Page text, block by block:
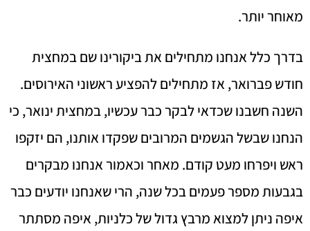
מאוחר יותר.
בדרך כלל אנחנו מתחילים את ביקורינו שם במחצית
חודש פברואר, אז מתחילים להפציע ראשוני האירוסים.
השנה חשבנו שכדאי לבקר כבר עכשיו, במחצית ינואר, כי
הנחנו שבשל הגשמים המרובים שפקדו אותנו, הם יזקפו
ראש ויפרחו מעט קודם. מאחר וכאמור אנחנו מבקרים
בגבעות מספר פעמים בכל שנה, הרי שאנחנו יודעים כבר
איפה ניתן למצוא מרבץ גדול של כלניות, איפה מסתתר